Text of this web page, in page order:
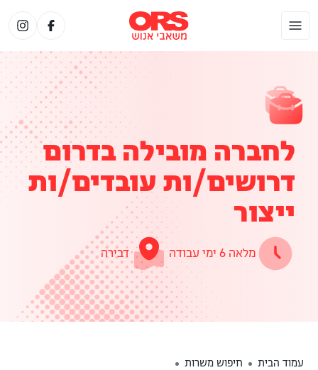
לחברה מובילה בדרום
דרושים/ות עובדים/ות
ייצור
מלאה 6 ימי עבודה דבירה
עמוד הבית
חיפוש משרות